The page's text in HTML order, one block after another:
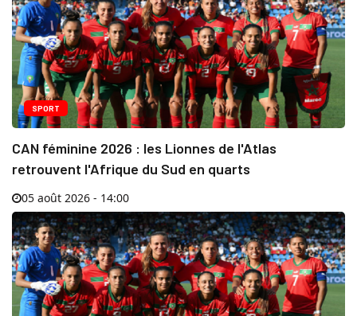
SPORT
CAN féminine 2026 : les Lionnes de l'Atlas
retrouvent l'Afrique du Sud en quarts
05 août 2026 - 14:00